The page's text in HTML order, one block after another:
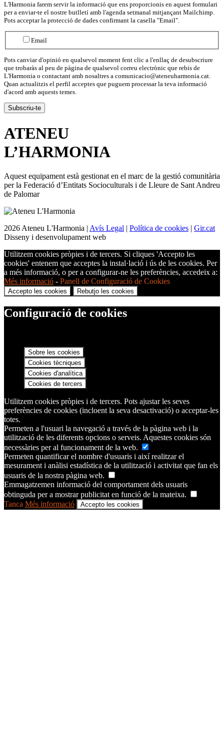
L'Harmonia farem servir la informació que ens proporcionis en aquest formulari
per a enviar-te el nostre butlletí amb l'agenda setmanal mitjançant Mailchimp.
Pots acceptar la protecció de dades confirmant la casella "Email".
Email
Pots canviar d'opinió en qualsevol moment fent clic a l'enllaç de desubscriure
que trobaràs al peu de pàgina de qualsevol correu electrònic que rebis de
L'Harmonia o contactant amb nosaltres a comunicacio@ateneuharmonia.cat.
Quan actualitzis el perfil acceptes que puguem processar la teva informació
d'acord amb aquests temes.
ATENEU
L’HARMONIA
Aquest equipament està gestionat en el marc de la gestió comunitària
per la Federació d’Entitats Socioculturals i de Lleure de Sant Andreu
de Palomar
2026 Ateneu L'Harmonia | Avís Legal | Política de cookies | Gir.cat
Disseny i desenvolupament web
Utilitzem cookies pròpies i de tercers. Si cliques 'Accepto les
cookies' entenem que acceptes la instal·lació i ús de les cookies. Per
a més informació, o per a configurar-ne les preferències, accedeix a:
Més informació - Panell de Configuració de Cookies
Accepto les cookies Rebutjo les cookies
Configuració de cookies
Sobre les cookies
Cookies tècniques
Cookies d'analítica
Cookies de tercers
Utilitzem cookies pròpies i de tercers. Pots ajustar les seves
preferències de cookies (incloent la seva desactivació) o acceptar-les
totes.
Permeten a l'usuari la navegació a través de la pàgina web i la
utilització de les diferents opcions o serveis. Aquestes cookies són
necessàries per al funcionament de la web.
Permeten quantificar el nombre d'usuaris i així realitzar el
mesurament i anàlisi estadística de la utilització i activitat que fan els
usuaris de la nostra pàgina web.
Emmagatzemen informació del comportament dels usuaris
obtinguda per a mostrar publicitat en funció de la mateixa.
Tanca Més informació Accepto les cookies